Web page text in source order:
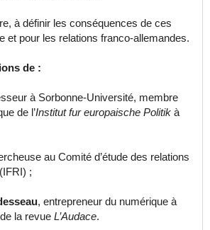
à définir les conséquences de ces
et pour les relations franco-allemandes.
de :
à Sorbonne-Université, membre
de l’Institut fur europaische Politik à
au Comité d’étude des relations
;
, entrepreneur du numérique à
la revue L’Audace.